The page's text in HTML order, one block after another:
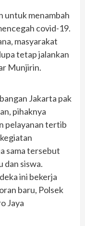
untuk menambah
covid-19.
masyarakat
tetap jalankan
Munjirin.
Jakarta pak
pihaknya
pelayanan tertib
sama tersebut
dan siswa.
ini bekerja
baru, Polsek
Jaya